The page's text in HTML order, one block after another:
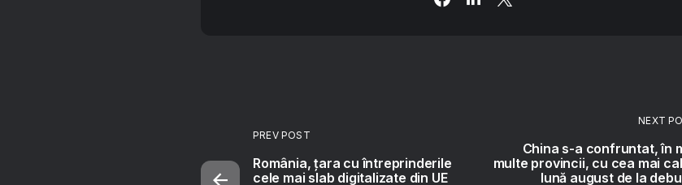
PREV POST
România, țara cu întreprinderile
cele mai slab digitalizate din UE
NEXT
China s-a confruntat, în
multe provincii, cu cea mai
lună august de la